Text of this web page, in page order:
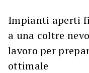
Impianti aperti
a una coltre
lavoro per
ottimale